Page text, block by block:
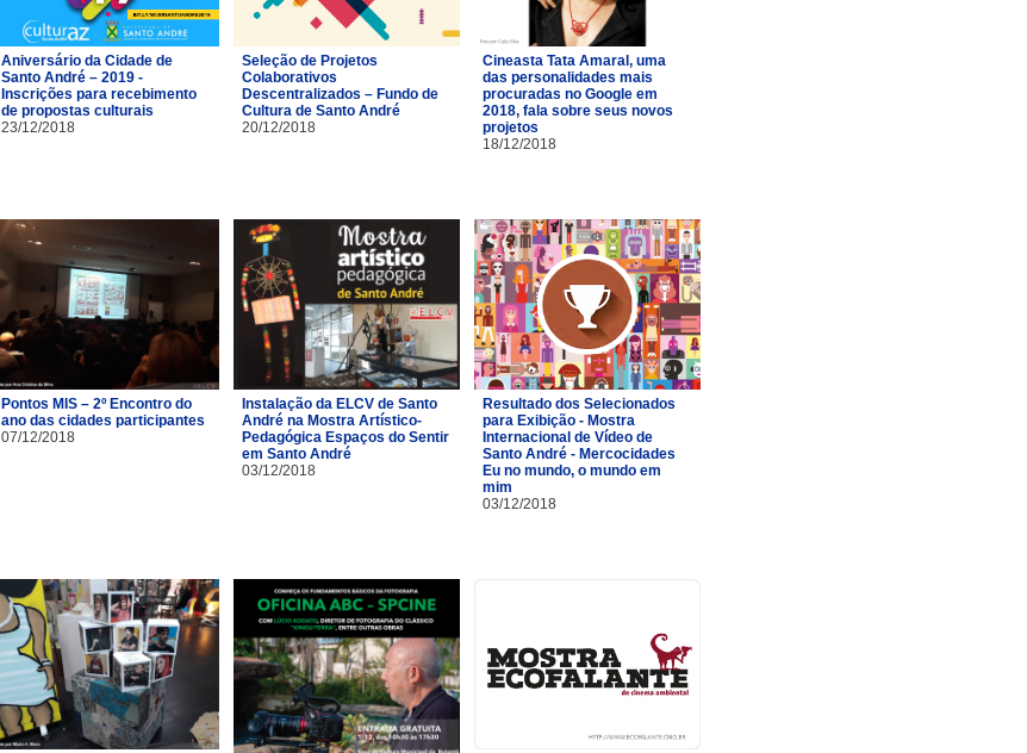
Aniversário da Cidade de
Santo André – 2019 -
Inscrições para recebimento
de propostas culturais
23/12/2018
Seleção de Projetos
Colaborativos
Descentralizados – Fundo de
Cultura de Santo André
20/12/2018
Cineasta Tata Amaral, uma
das personalidades mais
procuradas no Google em
2018, fala sobre seus novos
projetos
18/12/2018
Pontos MIS – 2º Encontro do
ano das cidades participantes
07/12/2018
Instalação da ELCV de Santo
André na Mostra Artístico-
Pedagógica Espaços do Sentir
em Santo André
03/12/2018
Resultado dos Selecionados
para Exibição - Mostra
Internacional de Vídeo de
Santo André - Mercocidades
Eu no mundo, o mundo em
mim
03/12/2018